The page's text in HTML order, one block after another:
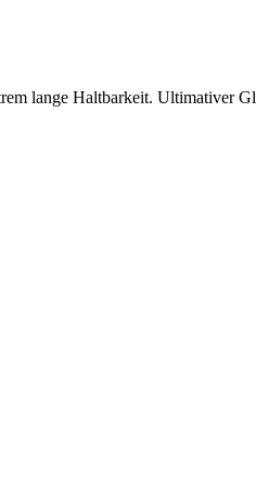
lange Haltbarkeit. Ultimativer